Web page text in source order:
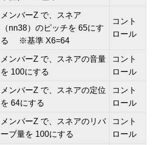
メンバーZ で、スネア
（nn38）のピッチを 65にす
る ※基準 X6=64
コント
ロール
メンバーZ で、スネアの音量
を 100にする
コント
ロール
メンバーZ で、スネアの定位
を 64にする
コント
ロール
メンバーZ で、スネアのリバ
ーブ量を 100にする
コント
ロール